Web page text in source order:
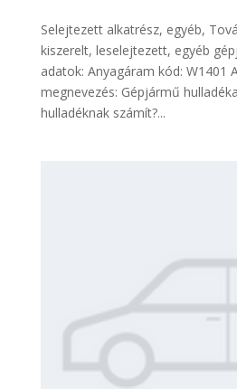
Selejtezett alkatrész, egyéb,
kiszerelt, leselejtezett, egyéb
adatok: Anyagáram kód: W1401
megnevezés: Gépjármű
hulladéknak számít?...